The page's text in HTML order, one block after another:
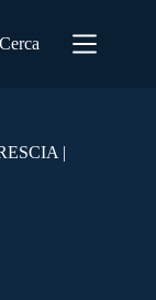
Cerca
|